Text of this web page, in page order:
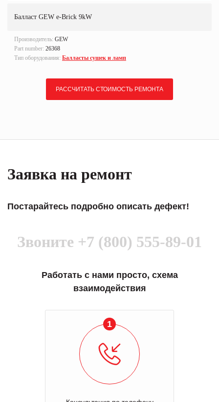
Балласт GEW e-Brick 9kW
Производитель: GEW
Part number: 26368
Тип оборудования: Балласты сушек и ламп
РАССЧИТАТЬ СТОИМОСТЬ РЕМОНТА
Заявка на ремонт
Постарайтесь подробно описать дефект!
Звоните +7 (800) 555-89-01
Работать с нами просто, схема
взаимодействия
1